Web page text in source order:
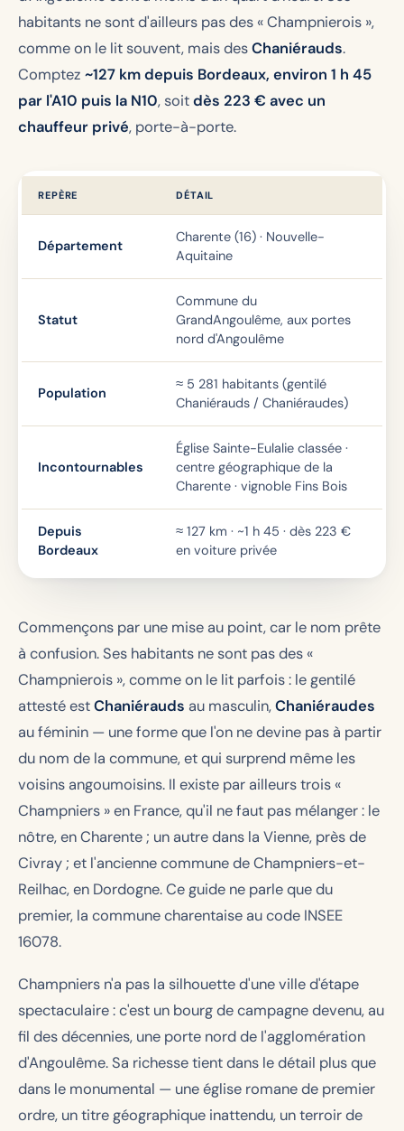
habitants ne sont d'ailleurs pas des « Champnierois »,
comme on le lit souvent, mais desChaniérauds.
Comptez ~127 km depuis Bordeaux, environ 1 h 45
par l'A10 puis la N10, soitdès 223 € avec un
chauffeur privé, porte-à-porte.
REPÈRE DÉTAIL
Département
Charente (16) · Nouvelle-
Aquitaine
Statut
Commune du
GrandAngoulême, aux portes
nord d'Angoulême
Population
≈ 5 281 habitants (gentilé
Chaniérauds / Chaniéraudes)
Incontournables
Église Sainte-Eulalie classée ·
centre géographique de la
Charente · vignoble Fins Bois
Depuis
Bordeaux
≈ 127 km · ~1 h 45 · dès 223 €
en voiture privée
Commençons par une mise au point, car le nom prête
à confusion. Ses habitants ne sont pas des «
Champnierois », comme on le lit parfois : le gentilé
attesté estChaniérauds au masculin,Chaniéraudes
au féminin — une forme que l'on ne devine pas à partir
du nom de la commune, et qui surprend même les
voisins angoumoisins. Il existe par ailleurs trois «
Champniers » en France, qu'il ne faut pas mélanger : le
nôtre, en Charente ; un autre dans la Vienne, près de
Civray ; et l'ancienne commune de Champniers-et-
Reilhac, en Dordogne. Ce guide ne parle que du
premier, la commune charentaise au code INSEE
16078.
Champniers n'a pas la silhouette d'une ville d'étape
spectaculaire : c'est un bourg de campagne devenu, au
fil des décennies, une porte nord de l'agglomération
d'Angoulême. Sa richesse tient dans le détail plus que
dans le monumental — une église romane de premier
ordre, un titre géographique inattendu, un terroir de